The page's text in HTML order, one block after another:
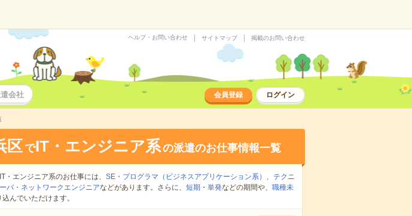
ヘルプ・お問い合わせ サイトマップ 掲載のお問い合わせ
会社 会員登録 ログイン
区 でIT・エンジニア系の派遣のお仕事情報一覧
エンジニア系のお仕事には、 SE・プログラマ（ビジネスアプリケーション系） 、
テクニ
バ・ネットワークエンジニアなどがあります。さらに、 短期 ・ 単発などの期間や、 職種未
んでいただけます。